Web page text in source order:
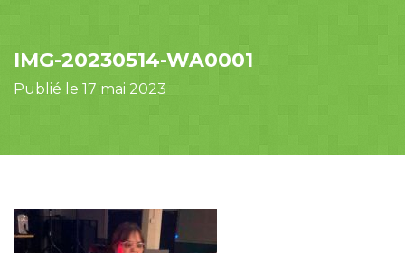
IMG-20230514-WA0001
Publié le 17 mai 2023